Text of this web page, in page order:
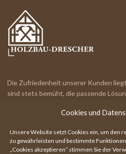
Cookies und
Unsere Website setzt Cookies ein, um den
zu gewährleisten und bestimmte
„Cookies akzeptieren“ stimmen Sie der
Die Zufriedenheit unserer Kunden
sind stets bemüht, die passende
IHR RUNDUM-